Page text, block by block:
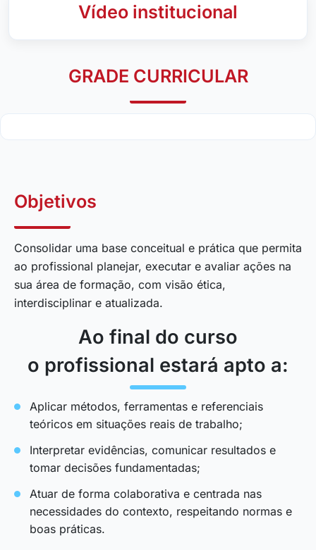
Vídeo institucional
GRADE CURRICULAR
Objetivos
Consolidar uma base conceitual e prática que permita
ao profissional planejar, executar e avaliar ações na
sua área de formação, com visão ética,
interdisciplinar e atualizada.
Ao final do curso
o profissional estará apto a:
Aplicar métodos, ferramentas e referenciais
teóricos em situações reais de trabalho;
Interpretar evidências, comunicar resultados e
tomar decisões fundamentadas;
Atuar de forma colaborativa e centrada nas
necessidades do contexto, respeitando normas e
boas práticas.